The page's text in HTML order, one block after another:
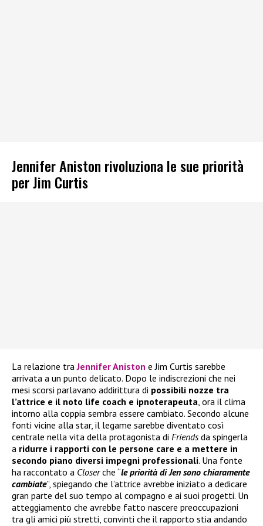
Jennifer Aniston rivoluziona le sue priorità
per Jim Curtis
La relazione traJennifer Aniston e Jim Curtis sarebbe
arrivata a un punto delicato. Dopo le indiscrezioni che nei
mesi scorsi parlavano addirittura di possibili nozze tra
l’attrice e il noto life coach e ipnoterapeuta, ora il clima
intorno alla coppia sembra essere cambiato. Secondo alcune
fonti vicine alla star, il legame sarebbe diventato così
centrale nella vita della protagonista di Friendsda spingerla
a ridurre i rapporti con le persone care e a mettere in
secondo piano diversi impegni professionali. Una fonte
ha raccontato a Closerche “le priorità di Jen sono chiaramente
cambiate”, spiegando che l’attrice avrebbe iniziato a dedicare
gran parte del suo tempo al compagno e ai suoi progetti. Un
atteggiamento che avrebbe fatto nascere preoccupazioni
tra gli amici più stretti, convinti che il rapporto stia andando